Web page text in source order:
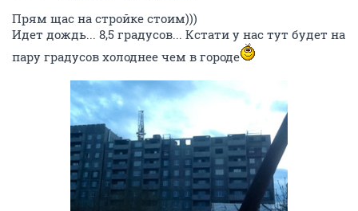
Прям щас на стройке стоим)))
Идет дождь... 8,5 градусов... Кстати у нас тут будет на
пару градусов холоднее чем в городе